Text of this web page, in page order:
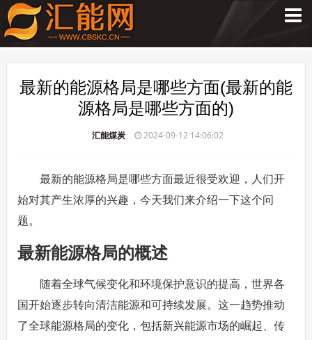
最新的能源格局是哪些方面(最新的能
源格局是哪些方面的)
汇能煤炭 2024-09-12 14:06:02
最新的能源格局是哪些方面最近很受欢迎，人们开
始对其产生浓厚的兴趣，今天我们来介绍一下这个问
题。
最新能源格局的概述
随着全球气候变化和环境保护意识的提高，世界各
国开始逐步转向清洁能源和可持续发展。这一趋势推动
了全球能源格局的变化，包括新兴能源市场的崛起、传